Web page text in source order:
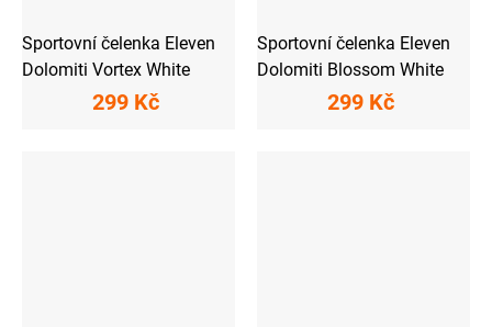
Sportovní čelenka Eleven
Dolomiti Vortex White
299 Kč
Sportovní čelenka Eleven
Dolomiti Blossom White
299 Kč